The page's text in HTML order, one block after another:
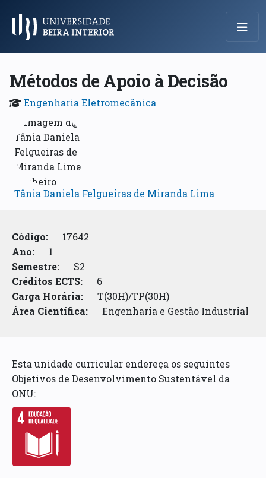
Menu Principal
Métodos de Apoio à Decisão
Engenharia Eletromecânica
Tânia Daniela Felgueiras de Miranda Lima
Código:
17642
Ano:
1
Semestre:
S2
Créditos ECTS:
6
Carga Horária:
T(30H)/TP(30H)
Área Científica:
Engenharia e Gestão Industrial
Esta unidade curricular endereça os seguintes
Objetivos de Desenvolvimento Sustentável da
ONU: